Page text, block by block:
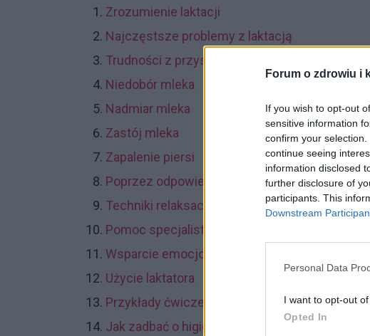
Forum o zdrowiu i
If you wish to opt-out
sensitive information
confirm your
continue seeing
information disclosed
further disclosure of
participants. This
Downstream
Personal Data
I want to opt-out
Opted In
Zrozumienie laktacji
Najczęstsze problemy z laktacją
Trudności z przystawieniem do piersi
Niedobór mleka
Nadmiar mleka
Zastój mleka
Zapalenie piersi
Poprzez odpowiednią dietę
Techniki relaksacyjne
Pomoc specjalistów
Wsparcie emocjonalne
Użycie laktatora
Przykłady ćwiczeń na poprawę laktacji
Jak zadbać o higienę